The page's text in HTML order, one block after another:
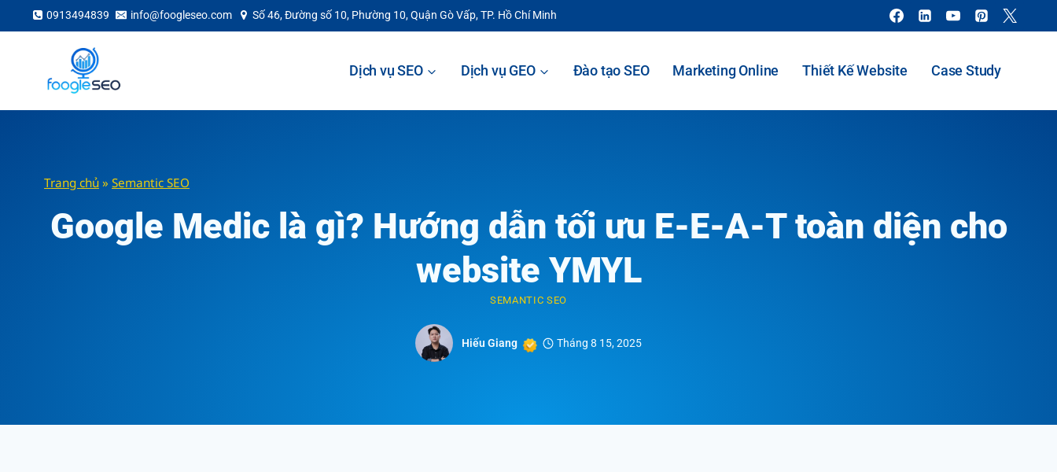
to
0913494839 info@foogleseo.com Số 46, Đường số 10, Phường 10, Quận Gò Vấp, TP. Hồ Chí Minh
Dịch vụ SEO Dịch vụ GEO Đào tạo SEO Marketing Online Thiết Kế Website Case Study
Trang chủ » Semantic SEO
Google Medic là gì? Hướng dẫn tối ưu E-E-A-T toàn diện cho
website YMYL
SEMANTIC SEO
Hiếu Giang Tháng 8 15, 2025